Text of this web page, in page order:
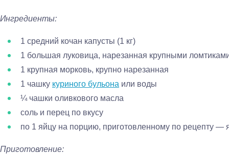
Ингредиенты:
1 средний кочан капусты (1 кг)
1 большая луковица, нарезанная крупными
1 крупная морковь, крупно нарезанная
1 чашку куриного бульона или воды
¼ чашки оливкового масла
соль и перец по вкусу
по 1 яйцу на порцию, приготовленному по рецепту —
Приготовление: